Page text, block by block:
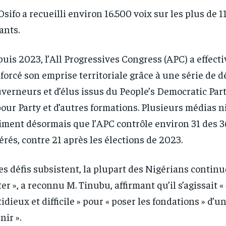
and you / year
Pay now and you get access to exclusive
news and articles for a whole year.
By
every
opt
and you / year
Pay now and you get access to exclusive
news and articles for a whole year.
By
every
opt
a recueilli environ 16.500 voix sur les plus de
2023, l’All Progressives Congress (APC) a
son emprise territoriale grâce à une série de
et d’élus issus du People’s Democratic
Party et d’autres formations. Plusieurs médias
désormais que l’APC contrôle environ 31 des
contre 21 après les élections de 2023.
défis subsistent, la plupart des Nigérians
», a reconnu M. Tinubu, affirmant qu’il s’agissait «
et difficile » pour « poser les fondations »
».